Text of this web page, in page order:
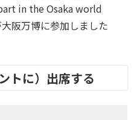
in the Osaka world
阪万博に参加しました
トに）出席する